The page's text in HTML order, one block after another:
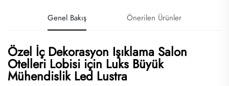
Genel Bakış Önerilen Ürünler
Özel İç Dekorasyon Işıklama Salon
Otelleri Lobisi için Luks Büyük
Mühendislik Led Lustra